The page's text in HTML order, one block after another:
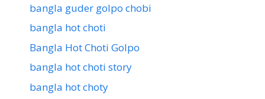
bangla guder golpo chobi
bangla hot choti
Bangla Hot Choti Golpo
bangla hot choti story
bangla hot choty